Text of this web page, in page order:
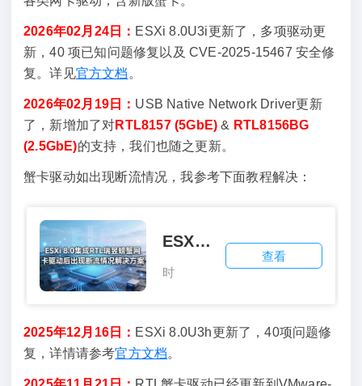
2026年02月24日： ESXi 8.0U3i更新了，多项驱动更
新，40 项已知问题修复以及 CVE-2025-15467 安全修
复。详见官方文档。
2026年02月19日： USB Native Network Driver更新
了，新增加了对RTL8157 (5GbE)& RTL8156BG
(2.5GbE)的支持，我们也随之更新。
蟹卡驱动如出现断流情况，我参考下面教程解决：
ESXi 8.0集成RTL瑞昱螃蟹网卡驱动后出现断流情况解决方案
时
03-
查看
2025年12月16日： ESXi 8.0U3h更新了，40项问题修
复，详情请参考官方文档。